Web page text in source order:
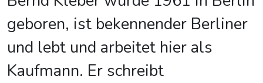
geboren, ist bekennender Berliner
und lebt und arbeitet hier als
Kaufmann. Er schreibt